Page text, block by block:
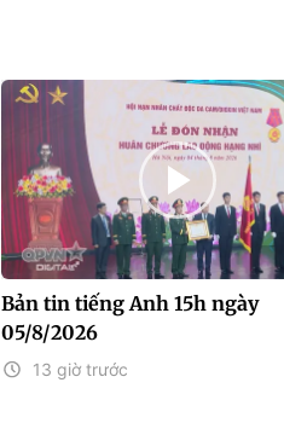
Bản tin tiếng Anh 15h ngày
05/8/2026
13 giờ trước